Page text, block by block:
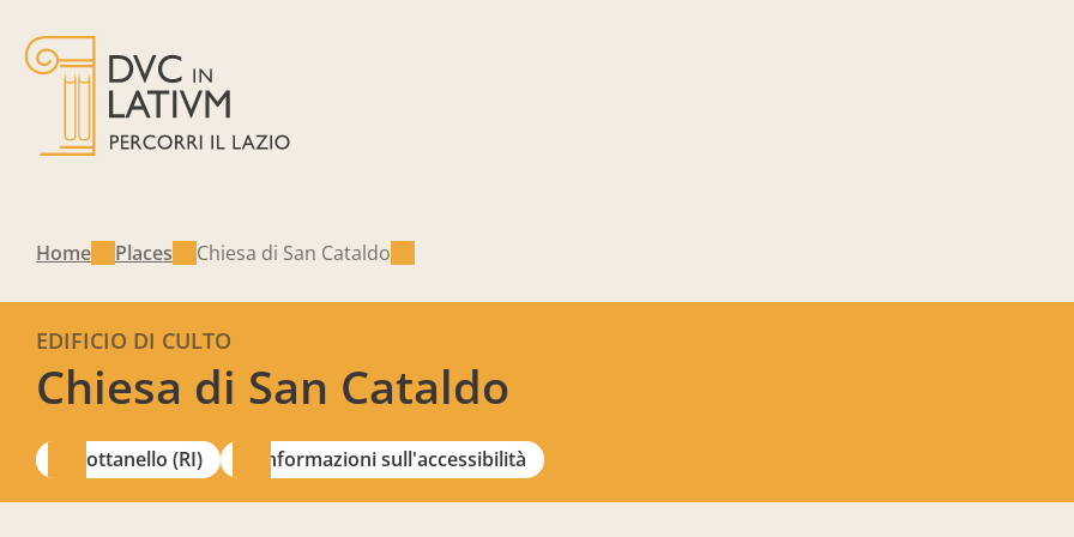
Home Places Chiesa di San Cataldo
Chiesa di San Cataldo
EDIFICIO DI CULTO
Cottanello (RI) Informazioni sull'accessibilità